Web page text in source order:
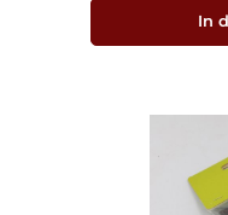
In